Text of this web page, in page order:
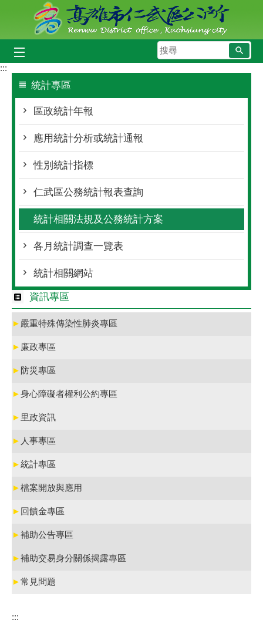
跳到主要內容區塊
搜
尋
:::
統計專區
區政統計年報
應用統計分析或統計通報
性別統計指標
仁武區公務統計報表查詢
統計相關法規及公務統計方案
各月統計調查一覽表
統計相關網站
資訊專區
► 嚴重特殊傳染性肺炎專區
► 廉政專區
► 防災專區
►身心障礙者權利公約專區
► 里政資訊
► 人事專區
►統計專區
►檔案開放與應用
► 回饋金專區
►補助公告專區
►補助交易身分關係揭露專區
►常見問題
:::